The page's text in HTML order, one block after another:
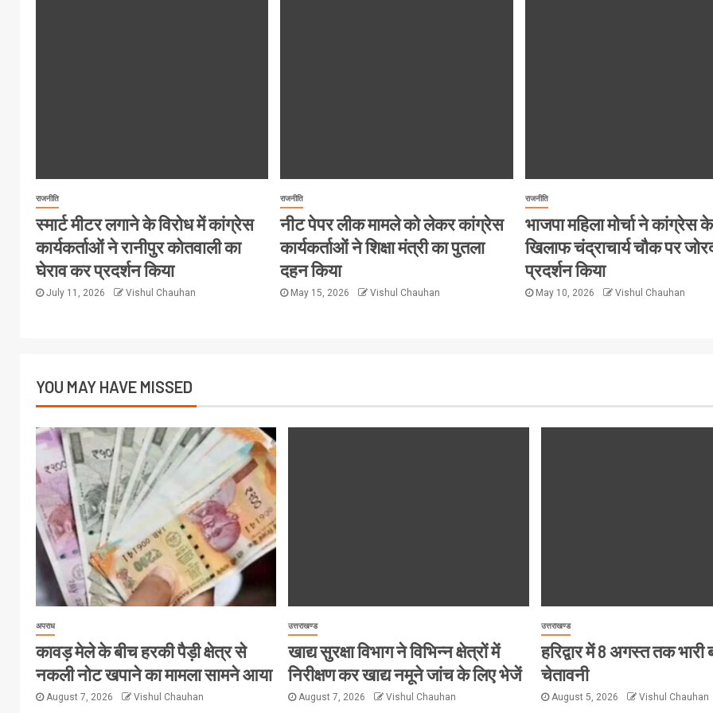
राजनीति
स्मार्ट मीटर लगाने के विरोध में कांग्रेस
कार्यकर्ताओं ने रानीपुर कोतवाली का
घेराव कर प्रदर्शन किया
July 11, 2026 Vishul Chauhan
राजनीति
नीट पेपर लीक मामले को लेकर कांग्रेस
कार्यकर्ताओं ने शिक्षा मंत्री का पुतला
दहन किया
May 15, 2026 Vishul Chauhan
राजनीति
भाजपा महिला मोर्चा ने कांग्रेस के
खिलाफ चंद्राचार्य चौक पर
प्रदर्शन किया
May 10, 2026 Vishul Chauhan
YOU MAY HAVE MISSED
अपराध
कावड़ मेले के बीच हरकी पैड़ी क्षेत्र से
नकली नोट खपाने का मामला सामने आया
August 7, 2026 Vishul Chauhan
उत्तराखण्ड
खाद्य सुरक्षा विभाग ने विभिन्न क्षेत्रों में
निरीक्षण कर खाद्य नमूने जांच के लिए भेजें
August 7, 2026 Vishul Chauhan
उत्तराखण्ड
हरिद्वार में 8 अगस्त तक भारी
चेतावनी
August 5, 2026 Vishul Chauhan